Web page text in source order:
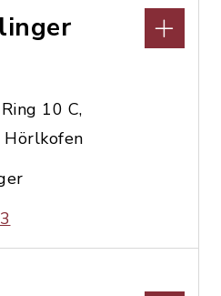
10 C,